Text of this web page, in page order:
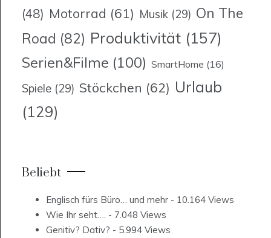
(48) Motorrad (61) Musik (29) On The
Road (82) Produktivität (157)
Serien&Filme (100) SmartHome (16)
Spiele (29) Stöckchen (62) Urlaub
(129)
Beliebt
Englisch fürs Büro… und mehr - 10.164 Views
Wie Ihr seht…. - 7.048 Views
Genitiv? Dativ? - 5.994 Views